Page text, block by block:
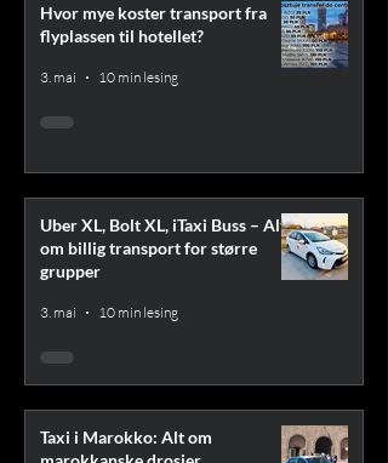
Hvor mye koster transport fra
flyplassen til hotellet?
3. mai 10 min lesing
Uber XL, Bolt XL, iTaxi Buss – Alt
om billig transport for større
grupper
3. mai 10 min lesing
Taxi i Marokko: Alt om